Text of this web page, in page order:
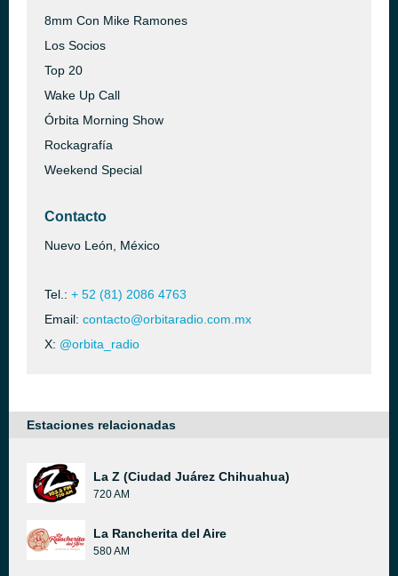
8mm Con Mike Ramones
Los Socios
Top 20
Wake Up Call
Órbita Morning Show
Rockagrafía
Weekend Special
Contacto
Nuevo León, México
Tel.: + 52 (81) 2086 4763
Email: contacto@orbitaradio.com.mx
X: @orbita_radio
Estaciones relacionadas
La Z (Ciudad Juárez Chihuahua)
720 AM
La Rancherita del Aire
580 AM